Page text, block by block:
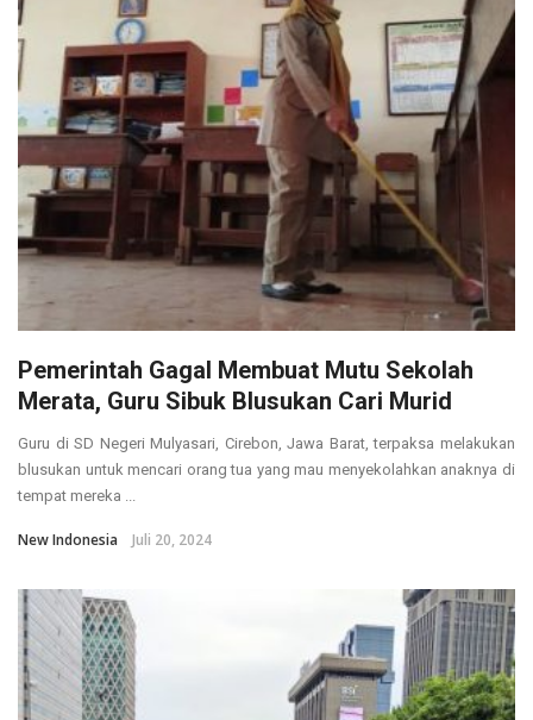
Pemerintah Gagal Membuat Mutu Sekolah
Merata, Guru Sibuk Blusukan Cari Murid
Guru di SD Negeri Mulyasari, Cirebon, Jawa Barat, terpaksa melakukan
blusukan untuk mencari orang tua yang mau menyekolahkan anaknya di
tempat mereka ...
New Indonesia Juli 20, 2024